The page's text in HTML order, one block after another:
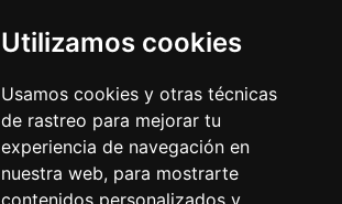
Utilizamos cookies
Usamos cookies y otras técnicas
de rastreo para mejorar tu
experiencia de navegación en
nuestra web, para mostrarte
contenidos personalizados y
Circuitos Oficiais